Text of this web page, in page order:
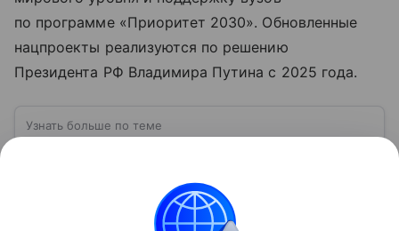
по программе «Приоритет 2030». Обновленные
нацпроекты реализуются по решению
Президента РФ Владимира Путина с 2025 года.
Узнать больше по теме
Республика Татарстан — субъект Российской
Федерации, расположенный в центре европейской
части страны, в месте слияния Волги и Камы.